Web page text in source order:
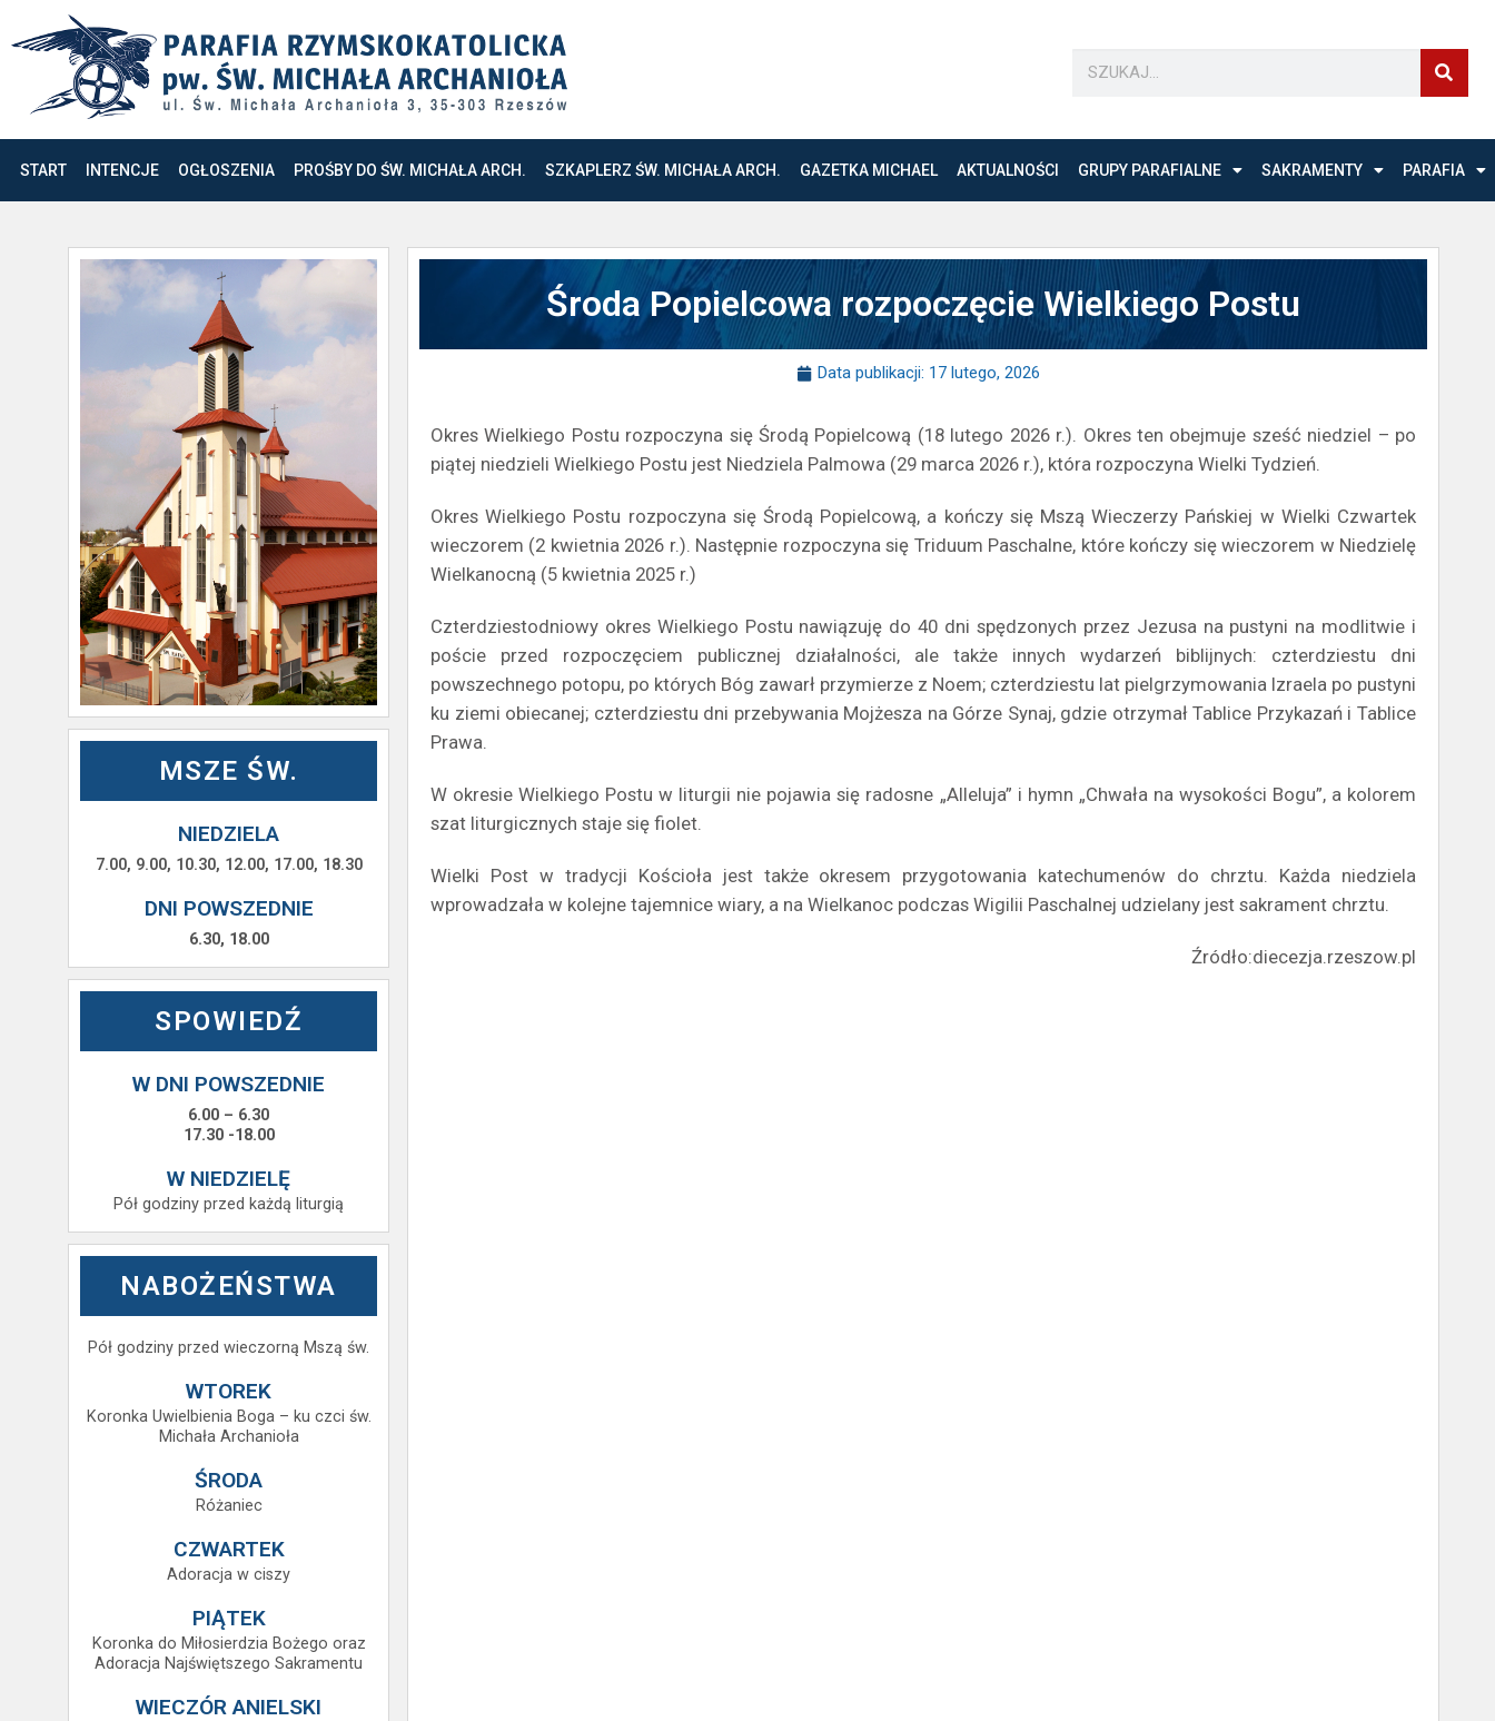
START INTENCJE OGŁOSZENIA PROŚBY DO ŚW. MICHAŁA ARCH. SZKAPLERZ ŚW. MICHAŁA ARCH. GAZETKA MICHAEL AKTUALNOŚCI GRUPY PARAFIALNE SAKRAMENTY PARAFIA
MSZE ŚW.
NIEDZIELA
7.00, 9.00, 10.30, 12.00, 17.00, 18.30
DNI POWSZEDNIE
6.30, 18.00
SPOWIEDŹ
W DNI POWSZEDNIE
6.00 – 6.30
17.30 -18.00
W NIEDZIELĘ
Pół godziny przed każdą liturgią
NABOŻEŃSTWA
Pół godziny przed wieczorną Mszą św.
WTOREK
Koronka Uwielbienia Boga – ku czci św.
Michała Archanioła
ŚRODA
Różaniec
CZWARTEK
Adoracja w ciszy
PIĄTEK
Koronka do Miłosierdzia Bożego oraz
Adoracja Najświętszego Sakramentu
WIECZÓR ANIELSKI
Środa Popielcowa rozpoczęcie Wielkiego Postu
Data publikacji: 17 lutego, 2026
Okres Wielkiego Postu rozpoczyna się Środą Popielcową (18 lutego 2026 r.). Okres ten obejmuje sześć niedziel – po
piątej niedzieli Wielkiego Postu jest Niedziela Palmowa (29 marca 2026 r.), która rozpoczyna Wielki Tydzień.
Okres Wielkiego Postu rozpoczyna się Środą Popielcową, a kończy się Mszą Wieczerzy Pańskiej w Wielki Czwartek
wieczorem (2 kwietnia 2026 r.). Następnie rozpoczyna się Triduum Paschalne, które kończy się wieczorem w Niedzielę
Wielkanocną (5 kwietnia 2025 r.)
Czterdziestodniowy okres Wielkiego Postu nawiązuję do 40 dni spędzonych przez Jezusa na pustyni na modlitwie i
poście przed rozpoczęciem publicznej działalności, ale także innych wydarzeń biblijnych: czterdziestu dni
powszechnego potopu, po których Bóg zawarł przymierze z Noem; czterdziestu lat pielgrzymowania Izraela po pustyni
ku ziemi obiecanej; czterdziestu dni przebywania Mojżesza na Górze Synaj, gdzie otrzymał Tablice Przykazań i Tablice
Prawa.
W okresie Wielkiego Postu w liturgii nie pojawia się radosne „Alleluja” i hymn „Chwała na wysokości Bogu”, a kolorem
szat liturgicznych staje się fiolet.
Wielki Post w tradycji Kościoła jest także okresem przygotowania katechumenów do chrztu. Każda niedziela
wprowadzała w kolejne tajemnice wiary, a na Wielkanoc podczas Wigilii Paschalnej udzielany jest sakrament chrztu.
Źródło:diecezja.rzeszow.pl